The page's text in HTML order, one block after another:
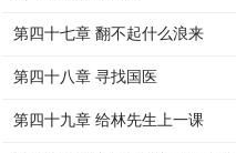
第四十七章 翻不起什么浪来
第四十八章 寻找国医
第四十九章 给林先生上一课